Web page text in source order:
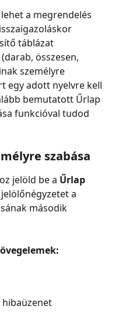
a megrendelés
táblázat
összesen,
személyre
egy adott nyelvre kell
bemutatott Űrlap
funkcióval tudod
szabása
jelöld be a Űrlap
jelölőnégyzetet a
második